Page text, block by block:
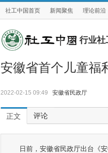
社工中国首页 新闻聚焦 理论前沿
行业社
安徽省首个儿童福
2022-02-15 09:49 安徽省民政厅
正文 评论
日前，安徽省民政厅出台《